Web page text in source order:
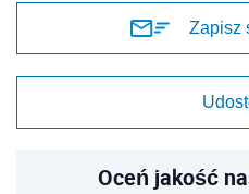
Zapisz
Oceń jakość